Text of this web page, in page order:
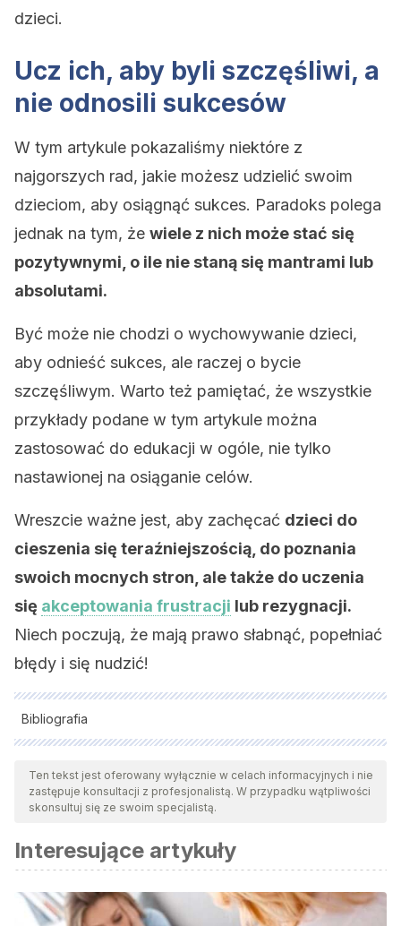
dzieci.
Ucz ich, aby byli szczęśliwi, a
nie odnosili sukcesów
W tym artykule pokazaliśmy niektóre z
najgorszych rad, jakie możesz udzielić swoim
dzieciom, aby osiągnąć sukces. Paradoks polega
jednak na tym, że wiele z nich może stać się
pozytywnymi, o ile nie staną się mantrami lub
absolutami.
Być może nie chodzi o wychowywanie dzieci,
aby odnieść sukces, ale raczej o bycie
szczęśliwym. Warto też pamiętać, że wszystkie
przykłady podane w tym artykule można
zastosować do edukacji w ogóle, nie tylko
nastawionej na osiąganie celów.
Wreszcie ważne jest, aby zachęcać dzieci do
cieszenia się teraźniejszością, do poznania
swoich mocnych stron, ale także do uczenia
się akceptowania frustracji lub rezygnacji.
Niech poczują, że mają prawo słabnąć, popełniać
błędy i się nudzić!
Bibliografia
Wszystkie cytowane źródła zostały gruntownie
przeanalizowane przez nasz zespół w celu zapewnienia ich
jakości, wiarygodności, aktualności i ważności. Bibliografia
względem naukowym lub akademickim.
Von Hildebrand, D.(2004). La importancia del respeto en la
educación. Educación y educadores, 7.
Ten tekst jest oferowany wyłącznie w celach informacyjnych i nie
zastępuje konsultacji z profesjonalistą. W przypadku wątpliwości
skonsultuj się ze swoim specjalistą.
Interesujące artykuły